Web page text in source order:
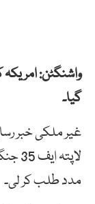
گیا۔
غیر ملکی خبر
مدد طلب کر لی۔